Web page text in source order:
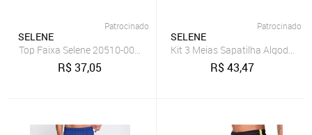
Patrocinado
SELENE
Top Faixa Selene 20510-002 Sem Costura Preto
R$37,05
Patrocinado
SELENE
R$43,47